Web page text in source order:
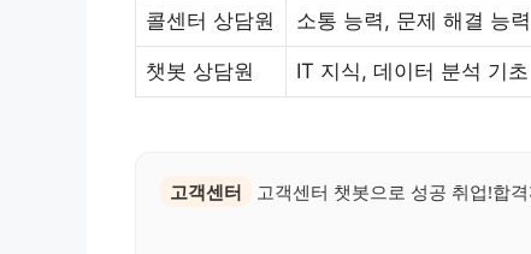
콜센터 상담원 소통 능력, 문제 해결 능력
챗봇 상담원 IT 지식, 데이터 분석 기초
고객센터
고객센터 챗봇으로 성공 취업!합